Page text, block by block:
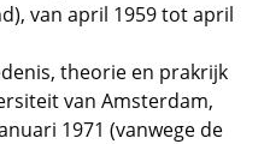
van april 1959 tot april
theorie en prakrijk
van Amsterdam,
1971 (vanwege de